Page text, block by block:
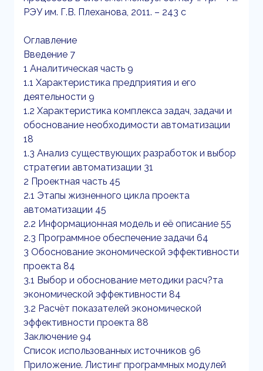
РЭУ им. Г.В. Плеханова, 2011. – 243 с
Оглавление
Введение 7
1 Аналитическая часть 9
1.1 Характеристика предприятия и его
деятельности 9
1.2 Характеристика комплекса задач, задачи и
обоснование необходимости автоматизации
18
1.3 Анализ существующих разработок и выбор
стратегии автоматизации 31
2 Проектная часть 45
2.1 Этапы жизненного цикла проекта
автоматизации 45
2.2 Информационная модель и её описание 55
2.3 Программное обеспечение задачи 64
3 Обоснование экономической эффективности
проекта 84
3.1 Выбор и обоснование методики расч?та
экономической эффективности 84
3.2 Расчёт показателей экономической
эффективности проекта 88
Заключение 94
Список использованных источников 96
Приложение. Листинг программных модулей